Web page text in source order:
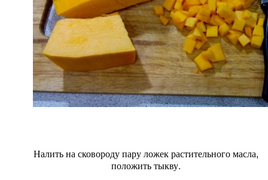
Налить на сковороду пару ложек растительного масла,
положить тыкву.